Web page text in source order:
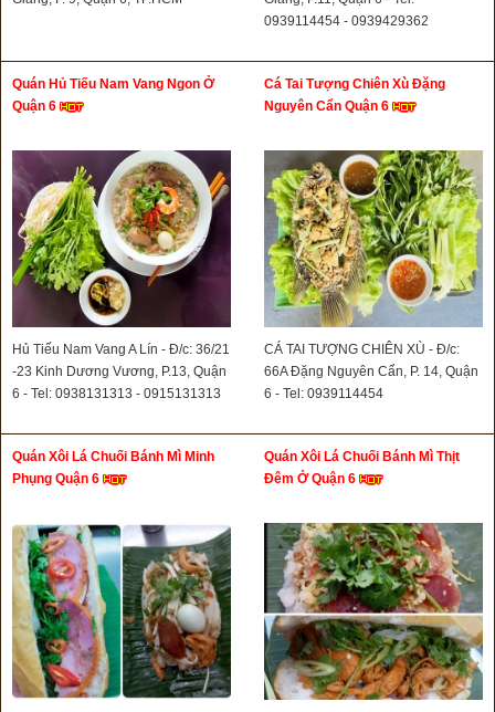
0939114454 - 0939429362
Quán Hủ Tiếu Nam Vang Ngon Ở
Quận 6
Hủ Tiếu Nam Vang A Lín - Đ/c: 36/21
-23 Kinh Dương Vương, P.13, Quận
6 - Tel: 0938131313 - 0915131313
Cá Tai Tượng Chiên Xù Đặng
Nguyên Cẩn Quận 6
CÁ TAI TƯỢNG CHIÊN XÙ - Đ/c:
66A Đặng Nguyên Cẩn, P. 14, Quận
6 - Tel: 0939114454
Quán Xôi Lá Chuối Bánh Mì Minh
Phụng Quận 6
Quán Xôi Lá Chuối Bánh Mì Thịt
Đêm Ở Quận 6